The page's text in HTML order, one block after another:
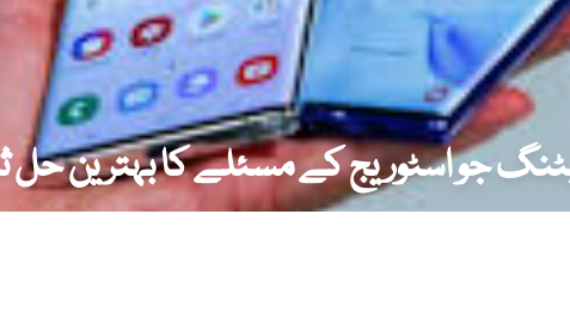
جو اسٹوریج کے مسئلے کا بہترین